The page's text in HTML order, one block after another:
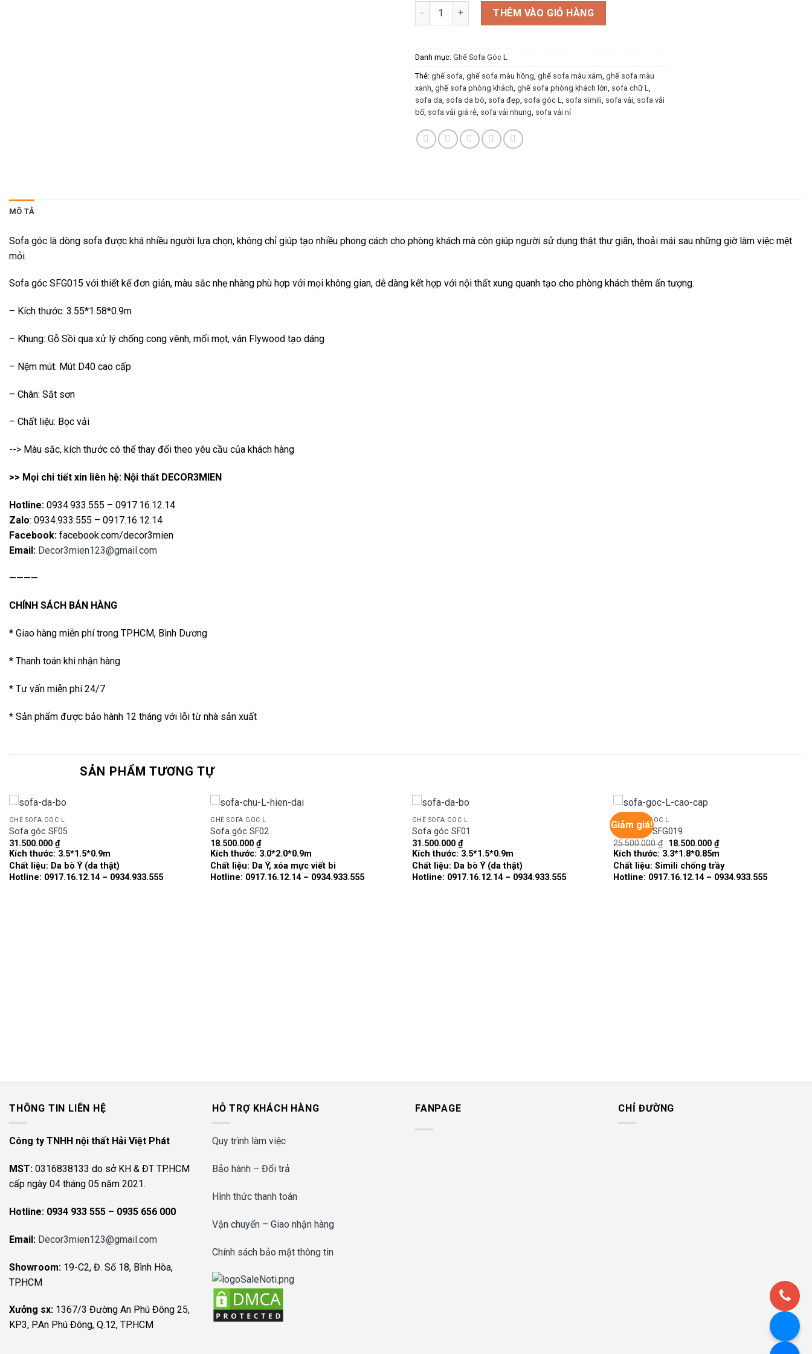
Sofa góc SFG015 số lượngTHÊM VÀO GIỎ HÀNG
Danh mục: Ghế Sofa Góc L
Thẻ: ghế sofa ghế sofa màu hồng ghế sofa màu xám ghế sofa màu
xanh ghế sofa phòng khách ghế sofa phòng khách lớn sofa chữ L
sofa da sofa da bò sofa đẹp sofa góc L sofa simili sofa vải sofa vải
bố, sofa vải giá rẻ sofa vải nhung sofa vải nỉ
MÔ TẢ
Sofa góc là dòng sofa được khá nhiều người lựa chọn, không chỉ giúp tạo nhiều phong cách cho phòng khách mà còn giúp người sử dụng thật thư giãn, thoải mái sau những giờ làm việc mệt
mỏi.
Sofa góc SFG015 với thiết kế đơn giản, màu sắc nhẹ nhàng phù hợp với mọi không gian, dễ dàng kết hợp với nội thất xung quanh tạo cho phòng khách thêm ấn tượng.
– Kích thước: 3.55*1.58*0.9m
– Khung: Gỗ Sồi qua xử lý chống cong vênh, mối mọt, ván Flywood tạo dáng
– Nệm mút: Mút D40 cao cấp
– Chân: Sắt sơn
– Chất liệu: Bọc vải
--> Màu sắc, kích thước có thể thay đổi theo yêu cầu của khách hàng
>> Mọi chi tiết xin liên hệ: Nội thất DECOR3MIEN
Hotline: 0934.933.555 – 0917.16.12.14
Zalo: 0934.933.555 – 0917.16.12.14
Facebook: facebook.com/decor3mien
Email: Decor3mien123@gmail.com
————
CHÍNH SÁCH BÁN HÀNG
* Giao hàng miễn phí trong TP.HCM, Bình Dương
* Thanh toán khi nhận hàng
* Tư vấn miễn phí 24/7
* Sản phẩm được bảo hành 12 tháng với lỗi từ nhà sản xuất
SẢN PHẨM TƯƠNG TỰ
GHẾ SOFA GÓC L
Sofa góc SF05
31.500.000 ₫
Kích thước: 3.5*1.5*0.9m
Chất liệu: Da bò Ý (da thật)
Hotline: 0917.16.12.14 – 0934.933.555
GHẾ SOFA GÓC L
Sofa góc SF02
18.500.000₫
Kích thước: 3.0*2.0*0.9m
Chất liệu: Da Ý, xóa mực viết bi
Hotline: 0917.16.12.14 – 0934.933.555
GHẾ SOFA GÓC L
Sofa góc SF01
31.500.000 ₫
Kích thước: 3.5*1.5*0.9m
Chất liệu: Da bò Ý (da thật)
Hotline: 0917.16.12.14 – 0934.933.555
Giảm giá!
GHẾ SOFA GÓC L
Sofa góc SFG019
25.500.000₫ Giá
gốc
là:
25.500.000 ₫.
18.500.000 ₫Giá
hiện
tại
là:
18.500.000 ₫.
Kích thước: 3.3*1.8*0.85m
Chất liệu: Simili chống trầy
Hotline: 0917.16.12.14 – 0934.933.555
THÔNG TIN LIÊN HỆ
Công ty TNHH nội thất Hải Việt Phát
MST: 0316838133 do sở KH & ĐT TP.HCM
cấp ngày 04 tháng 05 năm 2021.
Hotline: 0934 933 555 – 0935 656 000
Email: Decor3mien123@gmail.com
Showroom: 19-C2, Đ. Số 18, Bình Hòa,
TP.HCM
Xưởng sx: 1367/3 Đường An Phú Đông 25,
KP3, P.An Phú Đông, Q.12, TP.HCM
HỖ TRỢ KHÁCH HÀNG
Quy trình làm việc
Bảo hành – Đổi trả
Hình thức thanh toán
Vận chuyển – Giao nhận hàng
Chính sách bảo mật thông tin
FANPAGE CHỈ ĐƯỜNG